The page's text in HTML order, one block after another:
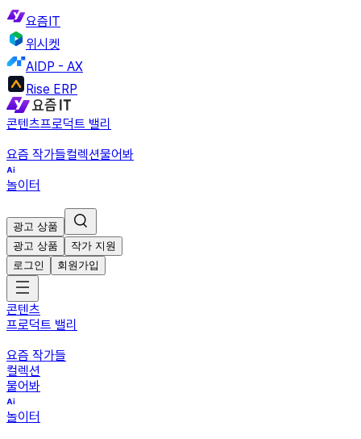
요즘IT
위시켓
AIDP - AX
Rise ERP
콘텐츠프로덕트 밸리
요즘 작가들컬렉션물어봐
놀이터
광고 상품
광고 상품
작가 지원
로그인
회원가입
콘텐츠
프로덕트 밸리
요즘 작가들
컬렉션
물어봐
놀이터